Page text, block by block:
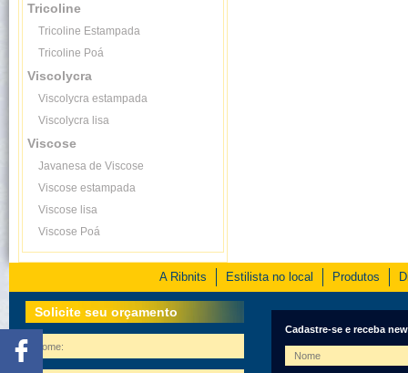
Tricoline
Tricoline Estampada
Tricoline Poá
Viscolycra
Viscolycra estampada
Viscolycra lisa
Viscose
Javanesa de Viscose
Viscose estampada
Viscose lisa
Viscose Poá
A Ribnits Estilista no local Produtos
Solicite seu orçamento
Cadastre-se e receba